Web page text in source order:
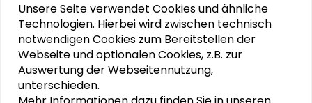
Michael Haus
Marilena Geugjes
Unsere Seite verwendet Cookies und ähnliche
Technologien. Hierbei wird zwischen technisch
notwendigen Cookies zum Bereitstellen der
Webseite und optionalen Cookies, z.B. zur
Auswertung der Webseitennutzung,
unterschieden.